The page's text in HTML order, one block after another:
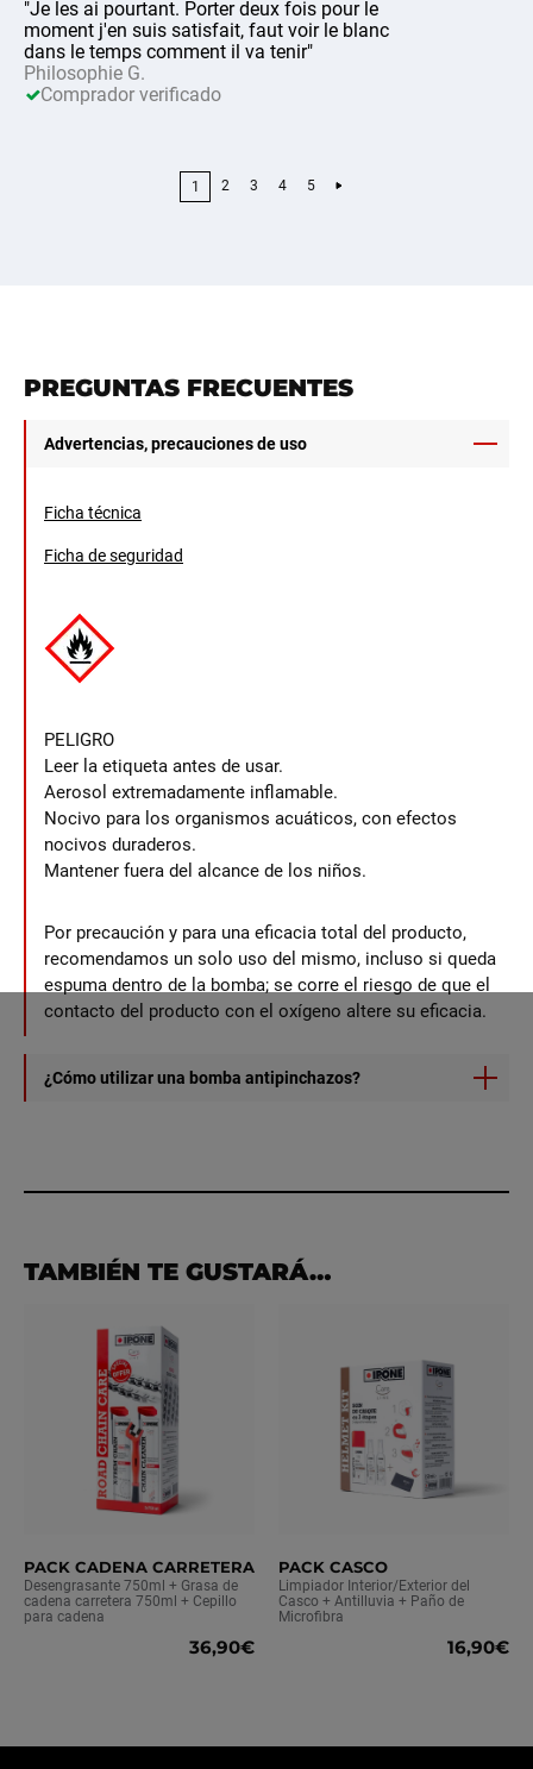
"Je les ai pourtant. Porter deux fois pour le
moment j'en suis satisfait, faut voir le blanc
dans le temps comment il va tenir"
Philosophie G.
Comprador verificado
1 2 3 4 5
PREGUNTAS FRECUENTES
Advertencias, precauciones de uso
Ficha técnica
Ficha de seguridad
PELIGRO
Leer la etiqueta antes de usar.
Aerosol extremadamente inflamable.
Nocivo para los organismos acuáticos, con efectos
nocivos duraderos.
Mantener fuera del alcance de los niños.
Por precaución y para una eficacia total del producto,
recomendamos un solo uso del mismo, incluso si queda
espuma dentro de la bomba; se corre el riesgo de que el
contacto del producto con el oxígeno altere su eficacia.
¿Cómo utilizar una bomba antipinchazos?
abajo.
empiece a salir por la válvula porque el neumático esté
4) La espuma se va a repartir por el neumático y a salir
por el agujero, así que cuando se seque, lo taponará.
5) Haz unos kilómetros a baja velocidad para que el
producto se distribuya correctamente dentro del
neumático.
6) Vigila periódicamente la presión del neumático antes
de dirigirte a un profesional en un plazo máximo de 24 a
48 horas tras el pinchazo. Pasado ese plazo, corres el
neumático.
7) Acude a un taller para reparar el neumático de forma
definitiva.
TAMBIÉN TE GUSTARÁ…
PACK CADENA CARRETERA
Desengrasante 750ml + Grasa de
cadena carretera 750ml + Cepillo
para cadena
36,90€
PACK CASCO
Limpiador Interior/Exterior del
Casco + Antilluvia + Paño de
Microfibra
16,90€